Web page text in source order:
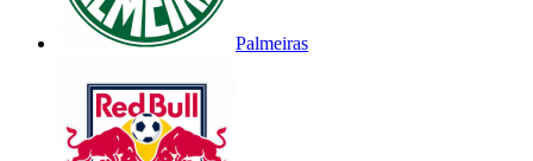
Palmeiras